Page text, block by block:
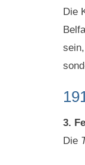
Die
3.
Die